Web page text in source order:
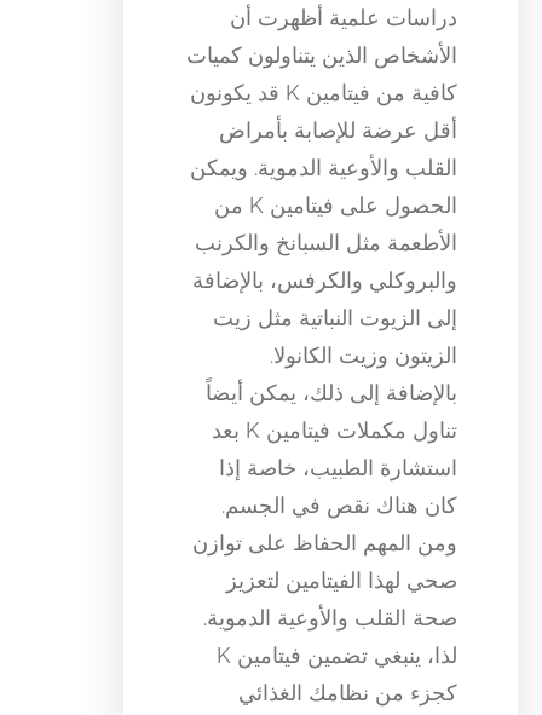
دراسات علمية أظهرت أن
الأشخاص الذين يتناولون كميات
كافية من فيتامين K قد يكونون
أقل عرضة للإصابة بأمراض
القلب والأوعية الدموية. ويمكن
الحصول على فيتامين K من
الأطعمة مثل السبانخ والكرنب
والبروكلي والكرفس، بالإضافة
إلى الزيوت النباتية مثل زيت
الزيتون وزيت الكانولا.
بالإضافة إلى ذلك، يمكن أيضاً
تناول مكملات فيتامين K بعد
استشارة الطبيب، خاصة إذا
كان هناك نقص في الجسم.
ومن المهم الحفاظ على توازن
صحي لهذا الفيتامين لتعزيز
صحة القلب والأوعية الدموية.
لذا، ينبغي تضمين فيتامين K
كجزء من نظامك الغذائي